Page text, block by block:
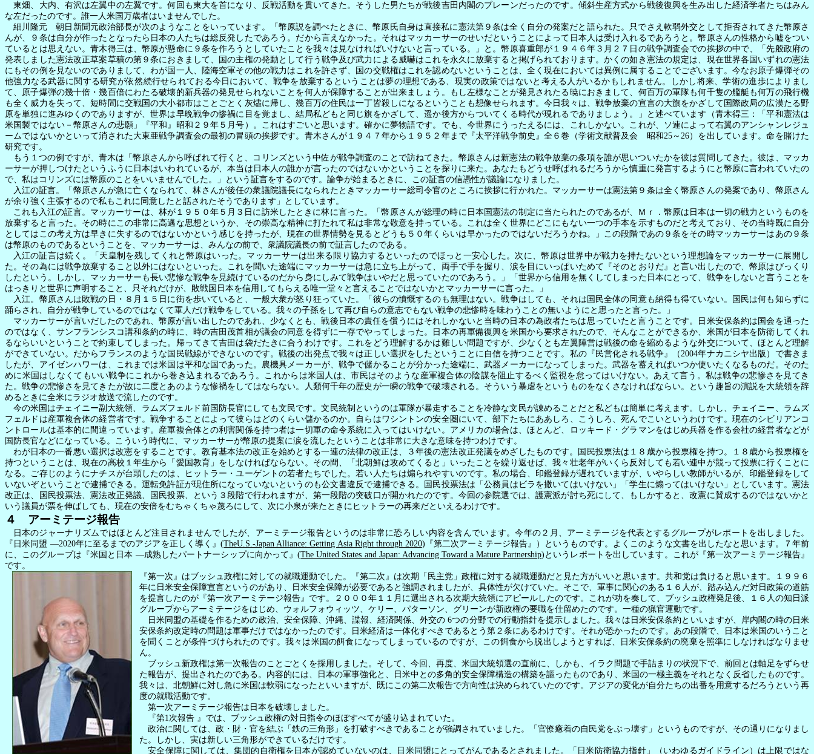
東畑、大内、有沢は左翼中の左翼です。何回も東大を首になり、反戦活動を貫いてきた。そうした男たちが戦後吉田内閣のブレーンだったのです。傾斜生産方式から戦後復興を生み出した経済学者たちはみん
な左だったのです。誰一人米国万歳者はいませんでした。
細川隆元 朝日新聞元政治部長が次のようなことをいっています。「幣原説を調べたときに、幣原氏自身は直接私に憲法第９条は全く自分の発案だと語られた。只でさえ軟弱外交として拒否されてきた幣原さ
んが、９条は自分が作ったとなったら日本の人たちは総反発したであろう。だから言えなかった。それはマッカーサーのせいだということによって日本人は受け入れるであろうと。幣原さんの性格から嘘をつい
ているとは思えない。青木得三は、幣原が懸命に９条を作ろうとしていたことを我々は見なければいけないと言っている。」と。幣原喜重郎が１９４６年３月２７日の戦争調査会での挨拶の中で、「先般政府の
発表しました憲法改正草案草稿の第９条におきまして、国の主権の発動として行う戦争及び武力による威嚇はこれを永久に放棄すると掲げられております。かくの如き憲法の規定は、現在世界各国いずれの憲法
にもその例を見ないのでありまして、わが国一人、陸海空軍その他の戦力はこれを許さず、国の交戦権はこれを認めないということは、全く現在においては異例に属することでございます。今なお原子爆弾その
他強力なる武器に関する研究が依然続行せられておる今日において、戦争を放棄するということは夢の理想である、現実の政策ではないと考える人がいるかもしれません。しかし将来、学術の進歩によりまし
て、原子爆弾の幾十倍・幾百倍にわたる破壊的新兵器の発見せられないことを何人が保障することが出来ましょう。もし左様なことが発見されたる暁におきまして、何百万の軍隊も何千隻の艦艇も何万の飛行機
も全く威力を失って、短時間に交戦国の大小都市はことごとく灰燼に帰し、幾百万の住民は一丁皆殺しになるということも想像せられます。今日我々は、戦争放棄の宣言の大旗をかざして国際政局の広漠たる野
原を単独に進みゆくのでありますが、世界は早晩戦争の惨禍に目を覚まし、結局私どもと同じ旗をかざして、遥か後方からついてくる時代が現れるでありましょう。」と述べています（青木得三：「平和憲法は
米国製ではない－幣原さんの悲願」『平和』昭和２９年５月号）。これはすごいと思います。確かに夢物語です。でも、今世界にうったえるには、これしかない。これが、ソ連によって右翼のアンシャンレジュ
ームではないかといって消された大東亜戦争調査会の最初の冒頭の挨拶です。青木さんが１９４７年から１９５２年まで『太平洋戦争前史』全６巻（学術文献普及会 昭和25～26）を出しています。命を賭けた
研究です。
もう１つの例ですが、青木は「幣原さんから呼ばれて行くと、コリンズという中佐が戦争調査のことで訪ねてきた。幣原さんは新憲法の戦争放棄の条項を誰が思いついたかを彼は質問してきた。彼は、マッカ
ーサーが押しつけたというふうに日本はいわれているが、本当は日本人の誰かが言ったのではないかということを探りに来た。あなたもどうせ呼ばれるだろうから慎重に発言するようにと幣原に言われていたの
で、私はコリンズには幣原のことをいいませんでした。」という証言をするのです。論争が始まるときに、この証言の信憑性が議論になりました。
入江の証言。「幣原さんが急に亡くなられて、林さんが後任の衆議院議長になられたときマッカーサー総司令官のところに挨拶に行かれた。マッカーサーは憲法第９条は全く幣原さんの発案であり、幣原さん
が余り強く主張するので私もこれに同意したと話されたそうであります」としています。
これも入江の証言。マッカーサーは、林が１９５０年５月３日に訪米したときに林に言った。「幣原さんが総理の時に日本国憲法の制定に当たられたのであるが、Ｍｒ．幣原は日本は一切の戦力というものを
放棄すると言った。その時にこの非常に高邁な思想というか、その崇高な精神に打たれて私は非常な敬意を持っている。これは全く世界にどこにもない一つの手本を示すものだと考えており、その当時既に自分
としてはこの考え方は早きに失するのではないかという感じを持ったが、現在の世界情勢を見るとどうも５０年くらいは早かったのではないだろうかね。」この段階であの９条をその時マッカーサーはあの９条
は幣原のものであるということを、マッカーサーは、みんなの前で、衆議院議長の前で証言したのである。
入江の証言は続く。「天皇制を残してくれと幣原はいった。マッカーサーは出来る限り協力するといったのでほっと一安心した。次に、幣原は世界中が戦力を持たないという理想論をマッカーサーに展開し
た。その為には戦争放棄すること以外にはないといった。これを聞いた途端にマッカーサーは急に立ち上がって、両手で手を握り、涙を目にいっぱいためて『そのとおりだ』と言い出したので、幣原はびっくり
したという。しかし、マッカーサーも長い悲惨な戦争を見続けているのだから身にしみて戦争はいやだと思っていたのであろう。」「世界から信用を無くしてしまった日本にとって、戦争をしないと言うことを
はっきりと世界に声明すること、只それだけが、敗戦国日本を信用してもらえる唯一堂々と言えることではないかとマッカーサーに言った。」
入江。幣原さんは敗戦の日・８月１５日に街を歩いていると、一般大衆が怒り狂っていた。「彼らの憤慨するのも無理はない。戦争はしても、それは国民全体の同意も納得も得ていない。国民は何も知らずに
踊らされ、自分が戦争しているのではなくて軍人だけ戦争をしている。我々の子孫をして再び自らの意志でもない戦争の悲惨時を味わうことの無いようにと思ったと言った。」
マッカーサーが言いだしたのであれ、幣原が言い出したのであれ、少なくとも、戦後日本の責任を償うにはそれしかないと当時の日本の為政者たちは思っていたと言うことです。日米安保条約は国会を通った
のではなく、サンフランシスコ講和条約の時に、時の吉田茂首相が議会の同意を得ずに一存でやってしまった。日本の再軍備復興を米国から要求されたので、そんなことができるか、米国が日本を防衛してくれ
るならいいということで約束してしまった。帰ってきて吉田は袋だたきに合うわけです。これをどう理解するかは難しい問題ですが、少なくとも左翼陣営は戦後の命を縮めるような外交について、ほとんど理解
ができていない。だからフランスのような国民戦線ができないのです。戦後の出発点で我々は正しい選択をしたということに自信を持つことです。私の『民営化される戦争』（2004年ナカニシヤ出版）で書きま
したが、アイゼンハワーは、これまでは米国は平和な国であった。農機具メーカーが、戦争で儲かることが分かった途端に、武器メーカーになってしまった。武器を蓄えればいつか使いたくなるものだ。そのた
めに米国はしなくてもいい戦争にこれから巻き込まれるであろう。これからは米国人は、市民はそのような産軍複合体の陰謀を阻止するべく監視を怠ってはいけない。あえて言う。私は戦争の悲惨さを見てき
た。戦争の悲惨さを見てきたが故に二度とあのような惨禍をしてはならない。人類何千年の歴史が一瞬の戦争で破壊される。そういう暴虐をというものをなくさなければならい。という趣旨の演説を大統領を辞
めるときに全米にラジオ放送で流したのです。
今の米国はチェイニー副大統領、ラムズフェルド前国防長官にしても文民です。文民統制というのは軍隊が暴走することを冷静な文民が諌めることだと私どもは簡単に考えます。しかし、チェイニー、ラムズ
フェルドは産軍複合体の経営者です。戦争することによって彼らはどのくらい儲かるのか。自らはワシントンの安全圏にいて、部下たちにああしろ、こうしろ、死んでこいというわけです。現在のシビリアンコ
ントロールは基本的に間違っています。産軍複合体との利害関係を持つ者は一切軍の命令系統に入ってはいけない。アメリカの場合は、ほとんど、ロッキード・グラマンをはじめ兵器を作る会社の経営者などが
国防長官などになっている。こういう時代に、マッカーサーが幣原の提案に涙を流したということは非常に大きな意味を持つわけです。
わが日本の一番悪い選択は改憲をすることです。教育基本法の改正を始めとする一連の法律の改正は、３年後の憲法改正発議をめざしたものです。国民投票法は１８歳から投票権を持つ。１８歳から投票権を
持つということは、現在の高校１年生から「愛国教育」をしなければならない。その間、「北朝鮮は攻めてくると」いったことを繰り返せば、我々壮老年がいくら反対しても若い連中が競って投票に行くことに
なる。ご存じのようにナチスが台頭したのは、ヒットラー・ユーゲントの若者たちでした。若い人たちは煽られやすいのです。私の場合、印鑑登録が遅れていますが、いやらしい教師がいるが、印鑑登録をして
いないぞということで逮捕できる。運転免許証が現住所になっていないというのも公文書違反で逮捕できる。国民投票法は「公務員はビラを撒いてはいけない」「学生に煽ってはいけない」としています。憲法
改正は、国民投票法、憲法改正発議、国民投票、という３段階で行われますが、第一段階の突破口が開かれたのです。今回の参院選では、護憲派が討ち死にして、もしかすると、改憲に賛成するのではないかと
いう議員が票を伸ばしても、現在の安倍をむちゃくちゃ蔑ろにして、次に小泉が来たときにヒットラーの再来だといえるわけです。
４ アーミテージ報告
日本のジャーナリズムではほとんど注目されませんでしたが、アーミテージ報告というのは非常に恐ろしい内容を含んでいます。今年の２月、アーミテージを代表とするグループがレポートを出しました。
『日米同盟 ―2020年に至るまでのアジアを正しく導く』(TheU.S.-Japan Alliance: Getting Asia Right through 2020) 『第二次アーミテージ報告』）というものです。よくこのような文書を出したなと思います。７年前
に、このグループは『米国と日本 ―成熟したパートナーシップに向かって』(The United States and Japan: Advancing Toward a Mature Partnership) というレポートを出しています。これが『第一次アーミテージ報告』
です。
『第一次』はブッシュ政権に対しての就職運動でした。『第二次』は次期「民主党」政権に対する就職運動だと見た方がいいと思います。共和党は負けると思います。１９９６
年に日米安全保障宣言というのがあり、日米安全保障が必要であると強調されましたが、具体性が欠けていた。そこで、軍事に関心のある１６人が、踏み込んだ対日政策の道筋
を提言したのが『第一次アーミテージ報告』です。２０００年１１月に選出される次期大統領にアピールしたのです。これが功を奏して、ブッシュ政権発足後、１６人の知日派
グループからアーミテージをはじめ、ウォルフォウィッツ、ケリー、パターソン、グリーンが新政権の要職を仕留めたのです。一種の猟官運動です。
日米同盟の基礎を作るための政治、安全保障、沖縄、諜報、経済関係、外交の 6つの分野での行動指針を提示しました。我々は日米安保条約といいますが、岸内閣の時の日米
安保条約改定時の問題は軍事だけではなかったのです。日米経済は一体化すべきであるとう第２条にあるわけです。それが恐かったのです。あの段階で、日本は米国のいうこと
を聞くことが条件づけられたのです。我々は米国の餌食になってしまっているのですが、この餌食から脱出しようとすれば、日米安保条約の廃棄を照準にしなければなりませ
ん。
ブッシュ新政権は第一次報告のことごとくを採用しました。そして、今回、再度、米国大統領選の直前に、しかも、イラク問題で手詰まりの状況下で、前回とは軸足をずらせ
た報告が、提出されたのである。内容的には、日本の軍事強化と、日米中との多角的安全保障構造の構築を謳ったものであり、米国の一極主義をそれとなく反省したものです。
我々は、北朝鮮に対し急に米国は軟弱になったといいますが、既にこの第二次報告で方向性は決められていたのです。アジアの変化が自分たちの出番を用意するだろうという再
度の就職活動です。
第一次アーミテージ報告は日本を破壊しました。
『第1次報告 』では、ブッシュ政権の対日指令のほぼすべてが盛り込まれていた。
政治に関しては、政・財・官を結ぶ「鉄の三角形」を打破すべきであることが強調されていました。「官僚癒着の自民党をぶっ壊す」というものですが、その通りになりまし
た。しかし、実は新しい三角形ができているだけです。
安全保障に関しては、集団的自衛権を日本が認めていないのは、日米同盟にとってがんであるとされました。「日米防衛協力指針」（いわゆるガイドライン）は上限ではな